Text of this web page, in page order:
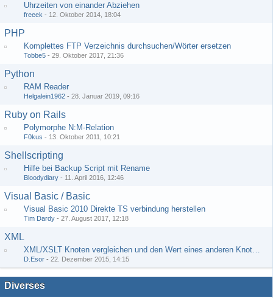
Uhrzeiten von einander Abziehen
freeek - 12. Oktober 2014, 18:04
PHP
Komplettes FTP Verzeichnis durchsuchen/Wörter ersetzen
Tobbe5 - 29. Oktober 2017, 21:36
Python
RAM Reader
Helgalein1962 - 28. Januar 2019, 09:16
Ruby on Rails
Polymorphe N:M-Relation
F0kus - 13. Oktober 2011, 10:21
Shellscripting
Hilfe bei Backup Script mit Rename
Bloodydiary - 11. April 2016, 12:46
Visual Basic / Basic
Visual Basic 2010 Direkte TS verbindung herstellen
Tim Dardy - 27. August 2017, 12:18
XML
XML/XSLT Knoten vergleichen und den Wert eines anderen Knoten ausgeben
D.Esor - 22. Dezember 2015, 14:15
Diverses